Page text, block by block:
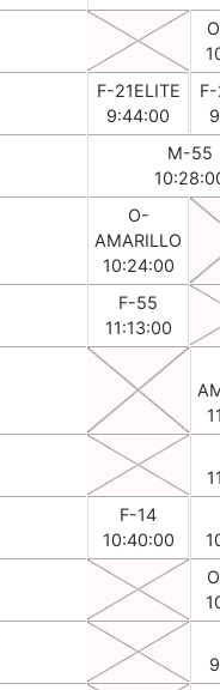
F-21ELITE
9:44:00
M-55
O-
AMARILLO
10:24:00
F-55
11:13:00
F-14
10:40:00